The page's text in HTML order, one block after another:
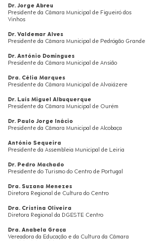
Dr. Jorge Abreu
Presidente da Câmara Municipal de Figueiró dos
Vinhos
Dr. Valdemar Alves
Presidente da Câmara Municipal de Pedrógão Grande
Dr. António Domingues
Presidente da Câmara Municipal de Ansião
Dra. Célia Marques
Presidente da Câmara Municipal de Alvaiázere
Dr. Luís Miguel Albuquerque
Presidente da Câmara Municipal de Ourém
Dr. Paulo Jorge Inácio
Presidente da Câmara Municipal de Alcobaça
António Sequeira
Presidente da Assembleia Municipal de Leiria
Dr. Pedro Machado
Presidente do Turismo do Centro de Portugal
Dra. Suzana Menezes
Diretora Regional de Cultura do Centro
Dra. Cristina Oliveira
Diretora Regional da DGESTE Centro
Dra. Anabela Graça
Vereadora da Educação e da Cultura da Câmara